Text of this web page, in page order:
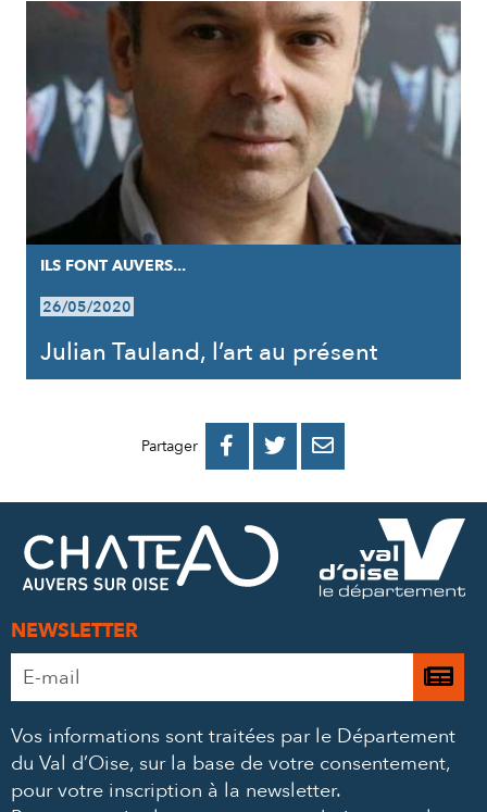
ILS FONT AUVERS...
26/05/2020
Julian Tauland, l’art au présent
Partager 
PARTAGER
FACEBOOK
PARTAGER
PARTAGER
MAIL
NEWSLETTER
Adresse
e-
*
Je
à
Vos informations sont traitées par le Département
du Val d’Oise, sur la base de votre consentement,
pour votre inscription à la newsletter.